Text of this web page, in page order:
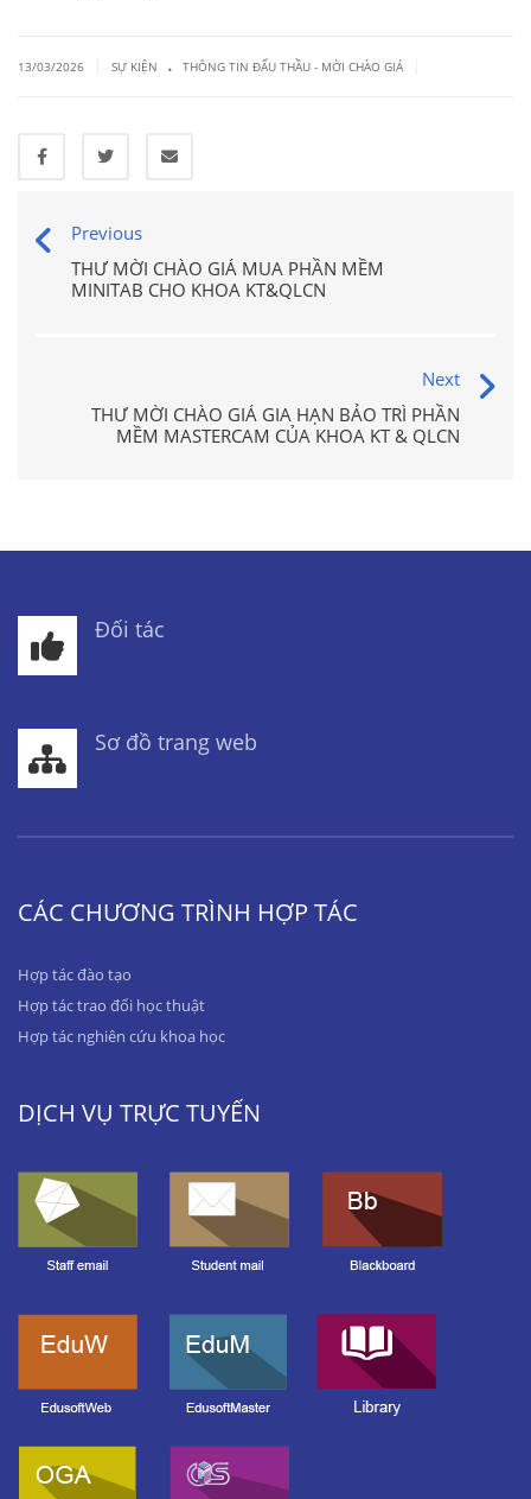
13/03/2026 SỰ KIỆN . THÔNG TIN ĐẤU THẦU - MỜI CHÀO GIÁ
Previous
THƯ MỜI CHÀO GIÁ MUA PHẦN MỀM
MINITAB CHO KHOA KT&QLCN
Next
THƯ MỜI CHÀO GIÁ GIA HẠN BẢO TRÌ PHẦN
MỀM MASTERCAM CỦA KHOA KT & QLCN
Đối tác
Sơ đồ trang web
CÁC CHƯƠNG TRÌNH HỢP TÁC
Hợp tác đào tạo
Hợp tác trao đổi học thuật
Hợp tác nghiên cứu khoa học
DỊCH VỤ TRỰC TUYẾN